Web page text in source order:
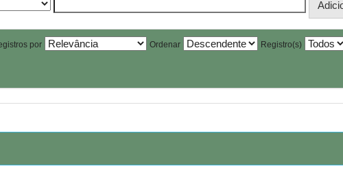
por Ordenar Registro(s)